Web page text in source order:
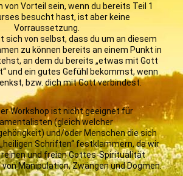
von Vorteil sein, wenn du bereits Teil 1
besucht hast, ist aber keine
Vorraussetzung.
sich von selbst, dass du um an diesem
zu können bereits an einem Punkt in
an dem du bereits „etwas mit Gott
und ein gutes Gefühl bekommst, wenn
bzw. dich mit Gott verbindest.
Workshop ist nicht geeignet für
(gleich welcher
und/oder Menschen die sich
Schriften“ festklammern, da wir
und freien Gottes-Spiritualität
Manipulation, Zwängen und Dogmen.